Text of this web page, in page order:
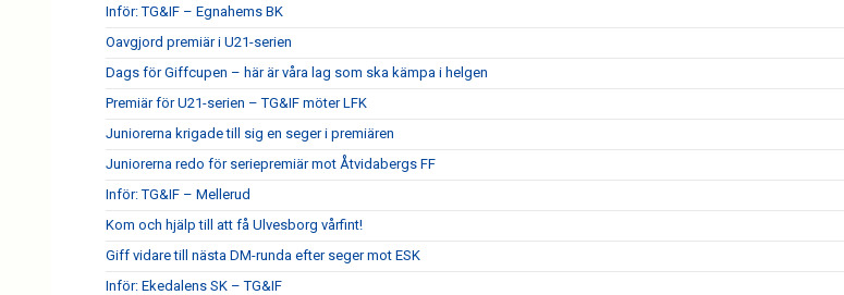
Inför: TG&IF – Egnahems BK
Oavgjord premiär i U21-serien
Dags för Giffcupen – här är våra lag som ska kämpa i helgen
Premiär för U21-serien – TG&IF möter LFK
Juniorerna krigade till sig en seger i premiären
Juniorerna redo för seriepremiär mot Åtvidabergs FF
Inför: TG&IF – Mellerud
Kom och hjälp till att få Ulvesborg vårfint!
Giff vidare till nästa DM-runda efter seger mot ESK
Inför: Ekedalens SK – TG&IF